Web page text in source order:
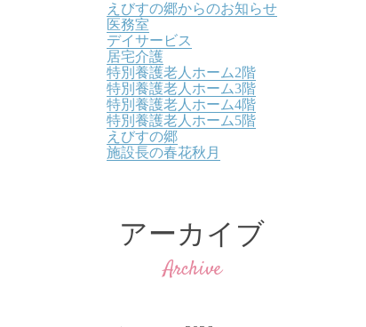
えびすの郷からのお知らせ
医務室
デイサービス
居宅介護
特別養護老人ホーム2階
特別養護老人ホーム3階
特別養護老人ホーム4階
特別養護老人ホーム5階
えびすの郷
施設長の春花秋月
アーカイブ
Archive